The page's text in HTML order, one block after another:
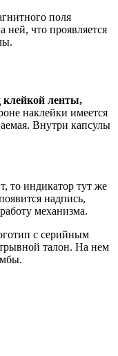
поля
ней, что проявляется
клейкой ленты,
наклейки имеется
Внутри капсулы
то индикатор тут же
надпись,
механизма.
с серийным
талон. На нем